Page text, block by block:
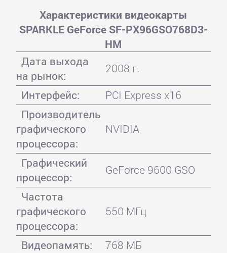
Характеристики видеокарты
SPARKLE GeForce SF-PX96GSO768D3-
HM
Дата выхода
на рынок:
2008 г.
Интерфейс:
PCI Express x16
Производитель
графического
процессора:
NVIDIA
Графический
процессор:
GeForce 9600 GSO
Частота
графического
процессора:
550 МГц
Видеопамять:
768 МБ